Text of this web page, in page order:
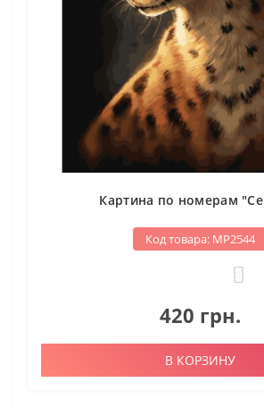
Картина по номерам
Код товара: МР2544
420 грн.
В КОРЗИНУ